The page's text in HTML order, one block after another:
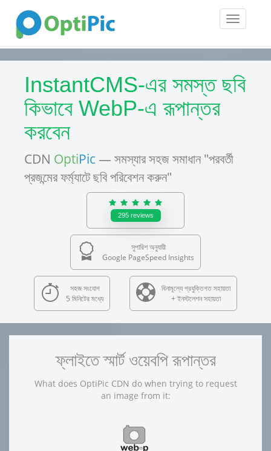
Toggle
InstantCMS-এর সমস্ত ছবি
কিভাবে WebP-এ রূপান্তর
করবেন
CDN OptiPic — সমস্যার সহজ সমাধান "পরবর্তী
প্রজন্মের ফর্ম্যাটে ছবি পরিবেশন করুন"
295 reviews
সুপারিশ অনুযায়ী
Google PageSpeed Insights
সহজ সংযোগ
5 মিনিটের মধ্যে
বিনামূল্যে প্রযুক্তিগত সহায়তা
+ ইনস্টলেশন সহায়তা
ফ্লাইতে স্মার্ট ওয়েবপি রূপান্তর
What does OptiPic CDN do when trying to request
an image from it: